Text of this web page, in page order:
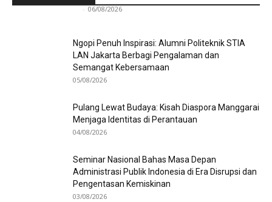
- 06/08/2026
Ngopi Penuh Inspirasi: Alumni Politeknik STIA
LAN Jakarta Berbagi Pengalaman dan
Semangat Kebersamaan
05/08/2026
Pulang Lewat Budaya: Kisah Diaspora Manggarai
Menjaga Identitas di Perantauan
04/08/2026
Seminar Nasional Bahas Masa Depan
Administrasi Publik Indonesia di Era Disrupsi dan
Pengentasan Kemiskinan
03/08/2026